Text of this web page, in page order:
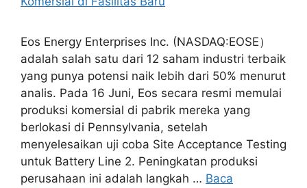
Eos Energy Enterprises Inc. (NASDAQ:EOSE）
adalah salah satu dari 12 saham industri terbaik
yang punya potensi naik lebih dari 50% menurut
analis. Pada 16 Juni, Eos secara resmi memulai
produksi komersial di pabrik mereka yang
berlokasi di Pennsylvania, setelah
menyelesaikan uji coba Site Acceptance Testing
untuk Battery Line 2. Peningkatan produksi
perusahaan ini adalah langkah … Baca